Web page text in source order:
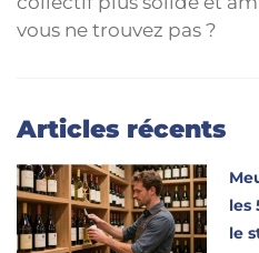
vous ne trouvez pas ?
Articles récents
les
le